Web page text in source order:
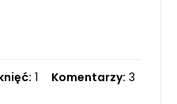
1 Komentarzy: 3